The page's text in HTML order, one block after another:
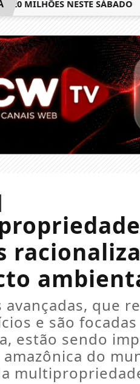
MILHÕES NESTE SÁBADO
avançadas, que
e são
estão sendo
do